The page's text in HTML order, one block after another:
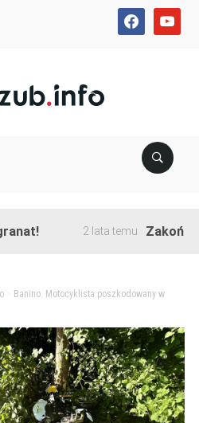
facebookyoutube
2 lata temu Zakończono
>
Banino. Motocyklista poszkodowany w